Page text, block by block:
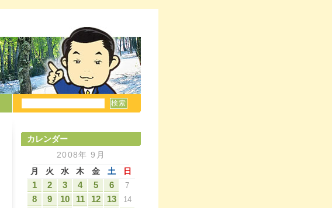
カレンダー
2008年 9月
月
火 水 木 金 土 日
1 2 3 4 5 6 7
8 9 10 11 12 13 14